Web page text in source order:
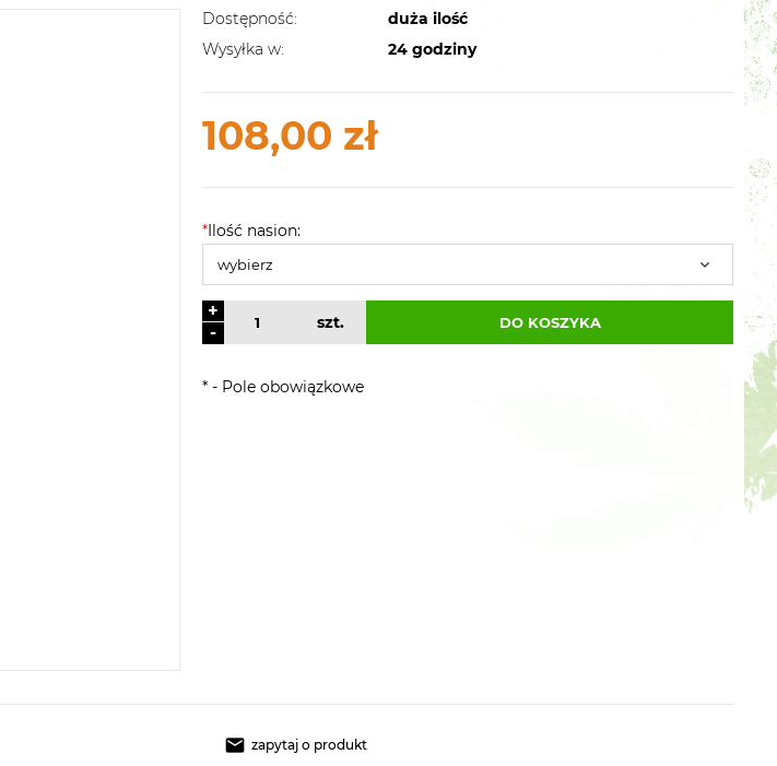
Dostępność:
duża ilość
Wysyłka w:
24 godziny
108,00 zł
*Ilość nasion:
-
+
szt. DO KOSZYKA
* - Pole obowiązkowe
zapytaj o produkt